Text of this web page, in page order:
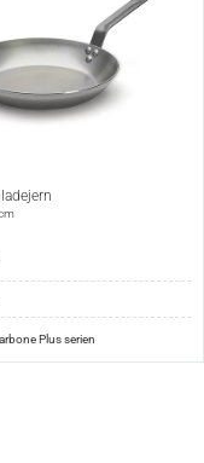
Plus serien